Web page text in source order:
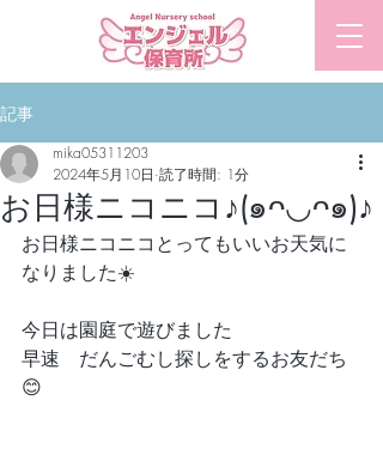
​エンジェル保育所
記事
お日様ニコニコ♪(๑ᴖ◡ᴖ๑)♪
mika05311203
2024年5月10日 読了時間: 1分
お日様ニコニコとってもいいお天気に
なりました☀️
今日は園庭で遊びました
早速　だんごむし探しをするお友だち
😊